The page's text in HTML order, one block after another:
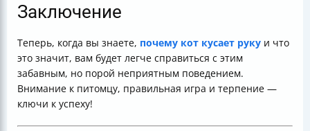
Заключение
Теперь, когда вы знаете, почему кот кусает руку и что
это значит, вам будет легче справиться с этим
забавным, но порой неприятным поведением.
Внимание к питомцу, правильная игра и терпение —
ключи к успеху!